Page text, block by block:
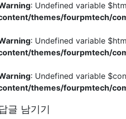
: Undefined variable
themes/fourpmtech/
: Undefined variable
themes/fourpmtech/
: Undefined variable
themes/fourpmtech/
글 남기기